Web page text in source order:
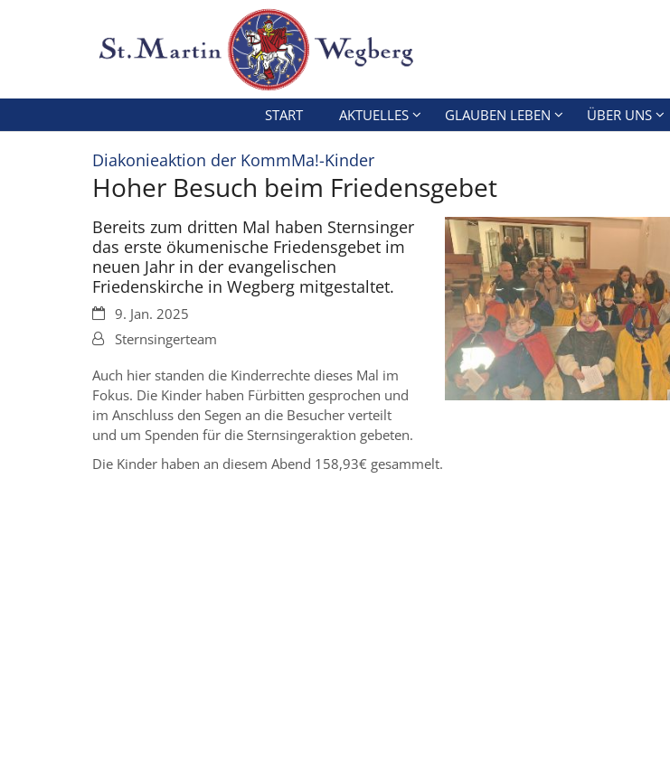
START AKTUELLES GLAUBEN LEBEN ÜBER UNS
Diakonieaktion der KommMa!-Kinder:
Hoher Besuch beim Friedensgebet
Bereits zum dritten Mal haben Sternsinger
das erste ökumenische Friedensgebet im
neuen Jahr in der evangelischen
Friedenskirche in Wegberg mitgestaltet.
Datum:9. Jan. 2025
Von:Sternsingerteam
Auch hier standen die Kinderrechte dieses Mal im
Fokus. Die Kinder haben Fürbitten gesprochen und
im Anschluss den Segen an die Besucher verteilt
und um Spenden für die Sternsingeraktion gebeten.
Die Kinder haben an diesem Abend 158,93€ gesammelt.